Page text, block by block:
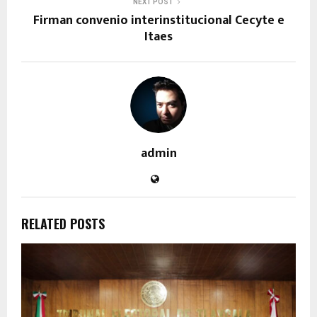
Firman convenio interinstitucional Cecyte e
Itaes
admin
RELATED POSTS